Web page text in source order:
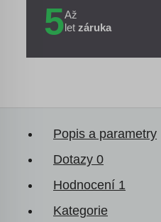
5Až
let záruka
Popis a parametry
Dotazy 0
Hodnocení 1
Kategorie